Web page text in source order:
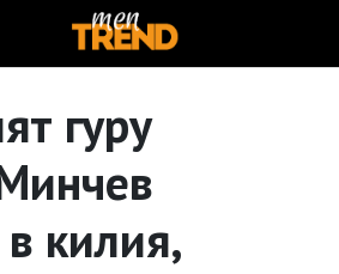
гуру
килия,